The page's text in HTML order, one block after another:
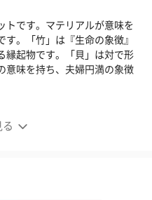
トです。マテリアルが意味を
。「竹」は『生命の象徴』
縁起物です。「貝」は対で形
意味を持ち、夫婦円満の象徴
を飾る逸品たちです。